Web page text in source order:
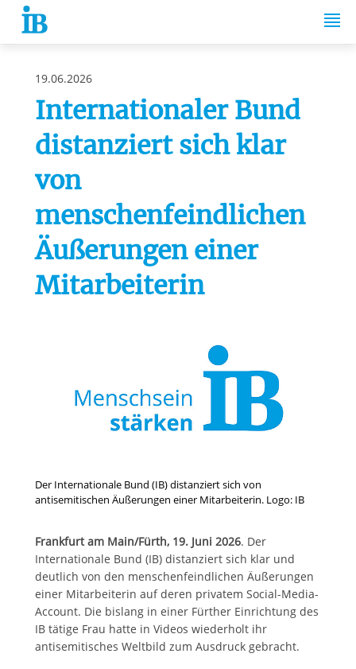
Springe zum Inhalt
19.06.2026
Internationaler Bund
distanziert sich klar
von
menschenfeindlichen
Äußerungen einer
Mitarbeiterin
Der Internationale Bund (IB) distanziert sich von
antisemitischen Äußerungen einer Mitarbeiterin. Logo: IB
Frankfurt am Main/Fürth, 19. Juni 2026. Der
Internationale Bund (IB) distanziert sich klar und
deutlich von den menschenfeindlichen Äußerungen
einer Mitarbeiterin auf deren privatem Social-Media-
Account. Die bislang in einer Fürther Einrichtung des
IB tätige Frau hatte in Videos wiederholt ihr
antisemitisches Weltbild zum Ausdruck gebracht.